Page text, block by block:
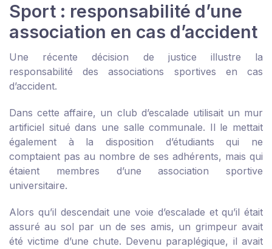
Sport : responsabilité d’une
association en cas d’accident
Une récente décision de justice illustre la
responsabilité des associations sportives en cas
d’accident.
Dans cette affaire, un club d’escalade utilisait un mur
artificiel situé dans une salle communale. Il le mettait
également à la disposition d’étudiants qui ne
comptaient pas au nombre de ses adhérents, mais qui
étaient membres d’une association sportive
universitaire.
Alors qu’il descendait une voie d’escalade et qu’il était
assuré au sol par un de ses amis, un grimpeur avait
été victime d’une chute. Devenu paraplégique, il avait